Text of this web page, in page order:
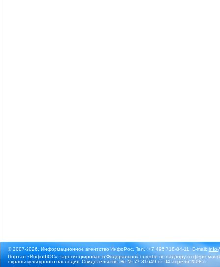
© 2007-2026, Информационное агентство ИнфоРос. Тел.: +7 495 718-84-11, E-mail:
Портал «ИнфоШОС» зарегистрирован в Федеральной службе по надзору в сфере
охраны культурного наследия. Свидетельство Эл № 77-31649 от 04 апреля 2008 г.